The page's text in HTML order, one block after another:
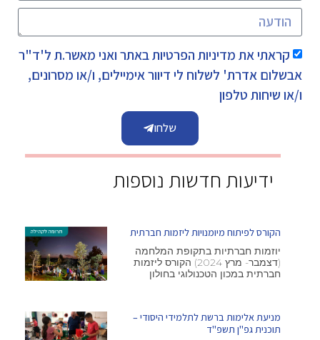
קראתי אתמדיניות הפרטיותבאתר ואני מאשר.ת ל'ד"ר
אבשלום אדרת' לשלוח לי דיוור אימיילים, ו/או מסרונים,
ו/או שיחות טלפון
שלחו
ידיעות חדשות נוספות
הקורס לפיתוח מיומנויות ליזמות חברתית
יוזמות חברתיות בתקופת המלחמה
(דצמבר- מרץ 2024) הקורס ליזמות
חברתית במכון הטכנולוגי בחולון
מניעת אלימות ברשת לתלמידי היסודי –
תוכנית גפ"ן תשפ"ד